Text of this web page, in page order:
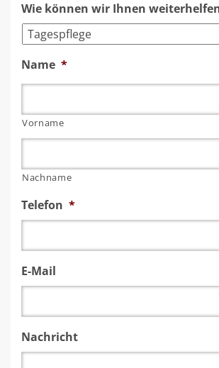
Wie können wir Ihnen
Name *
Vorname
Nachname
Telefon *
E-Mail
Nachricht